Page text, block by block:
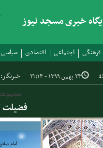
خبری مسجد نیوز
فرهنگی اجتماعی اقتصادی سیاسی
۲۴ بهمن ۱۳۹۹ - ۲۱:۱۴ خبرنگار:
فضیلت